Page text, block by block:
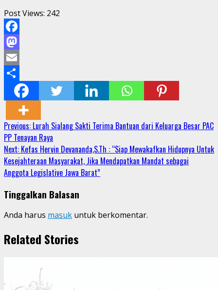
Post Views: 242
Facebook
Mastodon
Email
Share
Continue
Reading
Previous: Lurah Sialang Sakti Terima Bantuan dari Keluarga Besar PAC
PP Tenayan Raya
Next: Kefas Hervin Devananda,S.Th : “Siap Mewakafkan Hidupnya Untuk
Kesejahteraan Masyarakat, Jika Mendapatkan Mandat sebagai
Anggota Legislative Jawa Barat”
Tinggalkan Balasan
Anda harus masuk untuk berkomentar.
Related Stories